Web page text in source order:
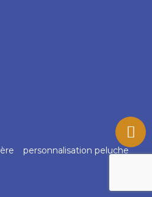
personnalisation peluche